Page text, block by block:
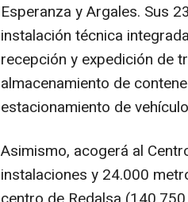
Esperanza y Argales. Sus
instalación técnica
recepción y expedición de
almacenamiento de
estacionamiento de
Asimismo, acogerá al
instalaciones y 24.000